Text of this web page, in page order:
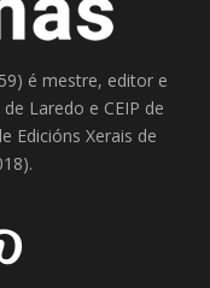
é mestre, editor e
de Laredo e CEIP de
Edicións Xerais de